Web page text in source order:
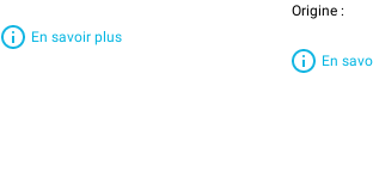
En savoir plus
Origine :
En